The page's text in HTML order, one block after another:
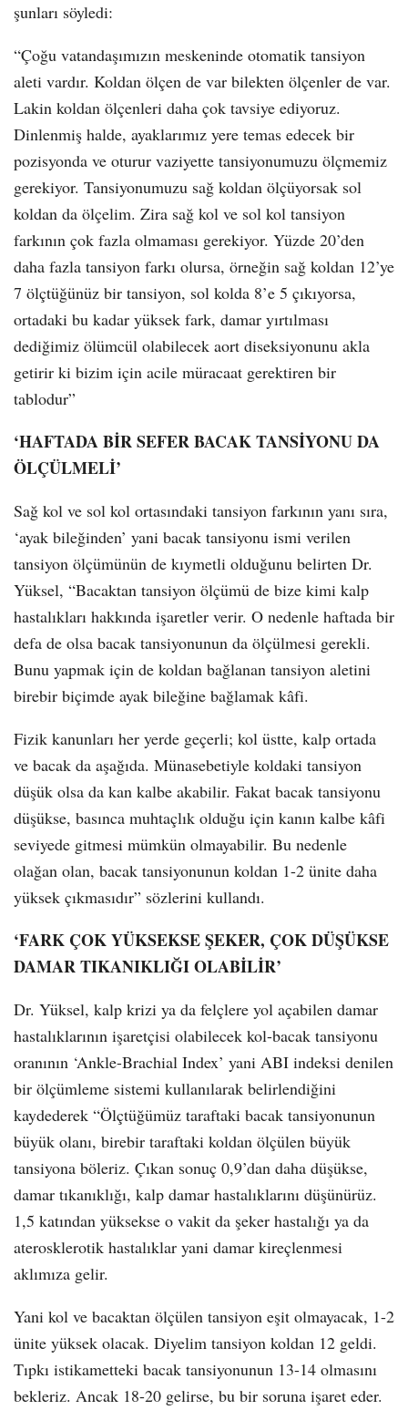
şunları söyledi:
“Çoğu vatandaşımızın meskeninde otomatik tansiyon
aleti vardır. Koldan ölçen de var bilekten ölçenler de var.
Lakin koldan ölçenleri daha çok tavsiye ediyoruz.
Dinlenmiş halde, ayaklarımız yere temas edecek bir
pozisyonda ve oturur vaziyette tansiyonumuzu ölçmemiz
gerekiyor. Tansiyonumuzu sağ koldan ölçüyorsak sol
koldan da ölçelim. Zira sağ kol ve sol kol tansiyon
farkının çok fazla olmaması gerekiyor. Yüzde 20’den
daha fazla tansiyon farkı olursa, örneğin sağ koldan 12’ye
7 ölçtüğünüz bir tansiyon, sol kolda 8’e 5 çıkıyorsa,
ortadaki bu kadar yüksek fark, damar yırtılması
dediğimiz ölümcül olabilecek aort diseksiyonunu akla
getirir ki bizim için acile müracaat gerektiren bir
tablodur”
‘HAFTADA BİR SEFER BACAK TANSİYONU DA
ÖLÇÜLMELİ’
Sağ kol ve sol kol ortasındaki tansiyon farkının yanı sıra,
‘ayak bileğinden’ yani bacak tansiyonu ismi verilen
tansiyon ölçümünün de kıymetli olduğunu belirten Dr.
Yüksel, “Bacaktan tansiyon ölçümü de bize kimi kalp
hastalıkları hakkında işaretler verir. O nedenle haftada bir
defa de olsa bacak tansiyonunun da ölçülmesi gerekli.
Bunu yapmak için de koldan bağlanan tansiyon aletini
birebir biçimde ayak bileğine bağlamak kâfi.
Fizik kanunları her yerde geçerli; kol üstte, kalp ortada
ve bacak da aşağıda. Münasebetiyle koldaki tansiyon
düşük olsa da kan kalbe akabilir. Fakat bacak tansiyonu
düşükse, basınca muhtaçlık olduğu için kanın kalbe kâfi
seviyede gitmesi mümkün olmayabilir. Bu nedenle
olağan olan, bacak tansiyonunun koldan 1-2 ünite daha
yüksek çıkmasıdır” sözlerini kullandı.
‘FARK ÇOK YÜKSEKSE ŞEKER, ÇOK DÜŞÜKSE
DAMAR TIKANIKLIĞI OLABİLİR’
Dr. Yüksel, kalp krizi ya da felçlere yol açabilen damar
hastalıklarının işaretçisi olabilecek kol-bacak tansiyonu
oranının ‘Ankle-Brachial Index’ yani ABI indeksi denilen
bir ölçümleme sistemi kullanılarak belirlendiğini
kaydederek “Ölçtüğümüz taraftaki bacak tansiyonunun
büyük olanı, birebir taraftaki koldan ölçülen büyük
tansiyona böleriz. Çıkan sonuç 0,9’dan daha düşükse,
damar tıkanıklığı, kalp damar hastalıklarını düşünürüz.
1,5 katından yüksekse o vakit da şeker hastalığı ya da
aterosklerotik hastalıklar yani damar kireçlenmesi
aklımıza gelir.
Yani kol ve bacaktan ölçülen tansiyon eşit olmayacak, 1-2
ünite yüksek olacak. Diyelim tansiyon koldan 12 geldi.
Tıpkı istikametteki bacak tansiyonunun 13-14 olmasını
bekleriz. Ancak 18-20 gelirse, bu bir soruna işaret eder.